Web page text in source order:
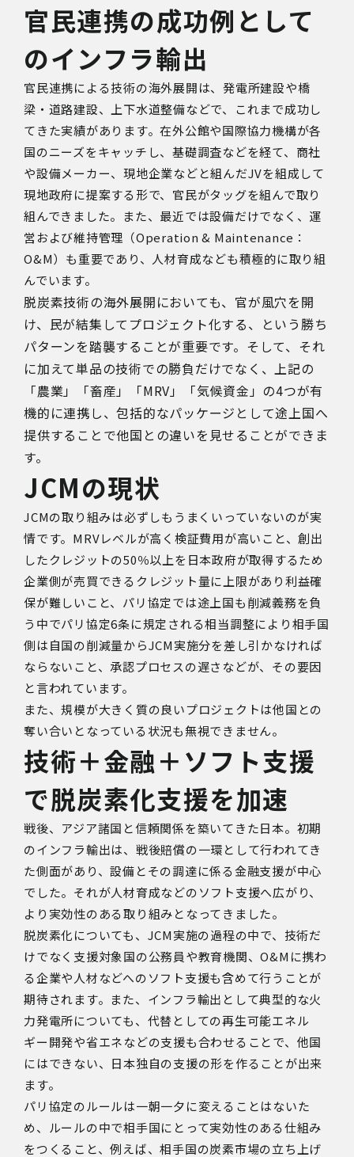
官民連携の成功例として
のインフラ輸出
官民連携による技術の海外展開は、発電所建設や橋
梁・道路建設、上下水道整備などで、これまで成功し
てきた実績があります。在外公館や国際協力機構が各
国のニーズをキャッチし、基礎調査などを経て、商社
や設備メーカー、現地企業などと組んだJVを組成して
現地政府に提案する形で、官民がタッグを組んで取り
組んできました。また、最近では設備だけでなく、運
営および維持管理（Operation & Maintenance ：
O&M）も重要であり、人材育成なども積極的に取り組
んでいます。
脱炭素技術の海外展開においても、官が風穴を開
け、民が結集してプロジェクト化する、という勝ち
パターンを踏襲することが重要です。そして、それ
に加えて単品の技術での勝負だけでなく、上記の
「農業」「畜産」「MRV」「気候資金」の4つが有
機的に連携し、包括的なパッケージとして途上国へ
提供することで他国との違いを見せることができま
す。
JCMの現状
JCMの取り組みは必ずしもうまくいっていないのが実
情です。 MRVレベルが高く検証費用が高いこと、創出
したクレジットの50％以上を日本政府が取得するため
企業側が売買できるクレジット量に上限があり利益確
保が難しいこと、パリ協定では途上国も削減義務を負
う中でパリ協定6条に規定される相当調整により相手国
側は自国の削減量からJCM実施分を差し引かなければ
ならないこと、承認プロセスの遅さなどが、その要因
と言われています。
また、規模が大きく質の良いプロジェクトは他国との
奪い合いとなっている状況も無視できません。
技術＋金融＋ソフト支援
で脱炭素化支援を加速
戦後、アジア諸国と信頼関係を築いてきた日本。初期
のインフラ輸出は、戦後賠償の一環として行われてき
た側面があり、設備とその調達に係る金融支援が中心
でした。それが人材育成などのソフト支援へ広がり、
より実効性のある取り組みとなってきました。
脱炭素化についても、 JCM実施の過程の中で、技術だ
けでなく支援対象国の公務員や教育機関、O&M に携わ
る企業や人材などへのソフト支援も含めて行うことが
期待されます。また、インフラ輸出として典型的な火
力発電所についても、代替としての再生可能エネル
ギー開発や省エネなどの支援も合わせることで、他国
にはできない、日本独自の支援の形を作ることが出来
ます。
パリ協定のルールは一朝一夕に変えることはないた
め、ルールの中で相手国にとって実効性のある仕組み
をつくること、例えば、相手国の炭素市場の立ち上げ